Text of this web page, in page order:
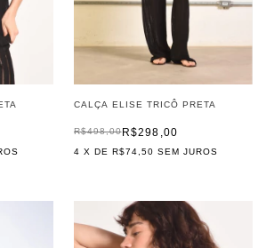
CALÇA ELISE TRICÔ PRETA
R$298,00
R$498,00
4 X DE R$74,50 SEM JUROS